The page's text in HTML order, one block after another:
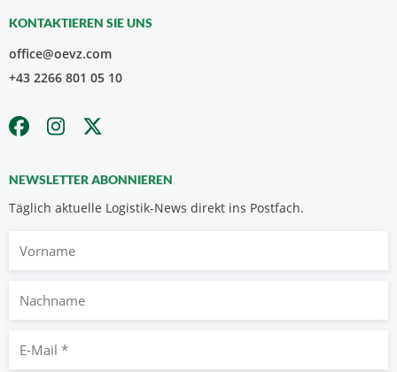
KONTAKTIEREN SIE UNS
office@oevz.com
+43 2266 801 05 10
NEWSLETTER ABONNIEREN
Täglich aktuelle Logistik-News direkt ins Postfach.
Nachname
Mail